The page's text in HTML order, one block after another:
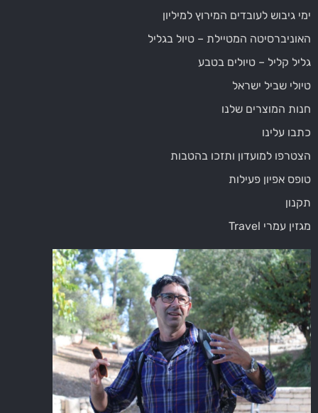
ימי גיבוש לעובדים המירוץ למיליון
האוניברסיטה המטיילת – טיול בגליל
גליל קליל – טיולים בטבע
טיולי שביל ישראל
חנות המוצרים שלנו
כתבו עלינו
הצטרפו למועדון ותזכו בהטבות
טופס אפיון פעילות
תקנון
מגזין עמרי Travel